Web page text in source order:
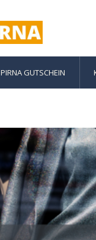
PIRNA GUTSCHEIN